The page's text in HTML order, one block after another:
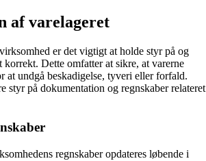
af varelageret
er det vigtigt at holde styr på og
korrekt. Dette omfatter at sikre, at varerne
at undgå beskadigelse, tyveri eller forfald.
styr på dokumentation og regnskaber relateret
regnskaber opdateres løbende i